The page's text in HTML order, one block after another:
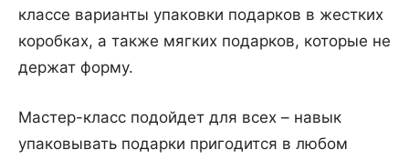
классе варианты упаковки подарков в жестких
коробках, а также мягких подарков, которые не
держат форму.
Мастер-класс подойдет для всех – навык
упаковывать подарки пригодится в любом